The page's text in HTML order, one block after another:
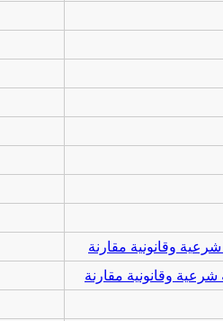
شرعية وقانونية مقارنة
شرعية وقانونية مقارنة